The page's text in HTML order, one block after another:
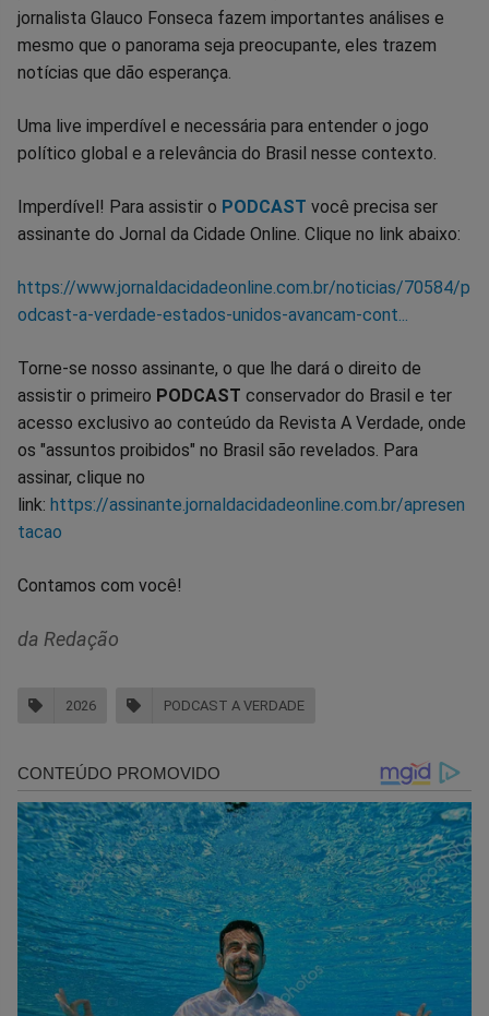
jornalista Glauco Fonseca fazem importantes análises e
mesmo que o panorama seja preocupante, eles trazem
notícias que dão esperança.
Uma live imperdível e necessária para entender o jogo
político global e a relevância do Brasil nesse contexto.
Imperdível! Para assistir o PODCAST você precisa ser
assinante do Jornal da Cidade Online. Clique no link abaixo:
https://www.jornaldacidadeonline.com.br/noticias/70584/p
odcast-a-verdade-estados-unidos-avancam-cont...
Torne-se nosso assinante, o que lhe dará o direito de
assistir o primeiro PODCAST conservador do Brasil e ter
acesso exclusivo ao conteúdo da Revista A Verdade, onde
os "assuntos proibidos" no Brasil são revelados. Para
assinar, clique no
link: https://assinante.jornaldacidadeonline.com.br/apresen
tacao
Contamos com você!
da Redação
2026 PODCAST A VERDADE